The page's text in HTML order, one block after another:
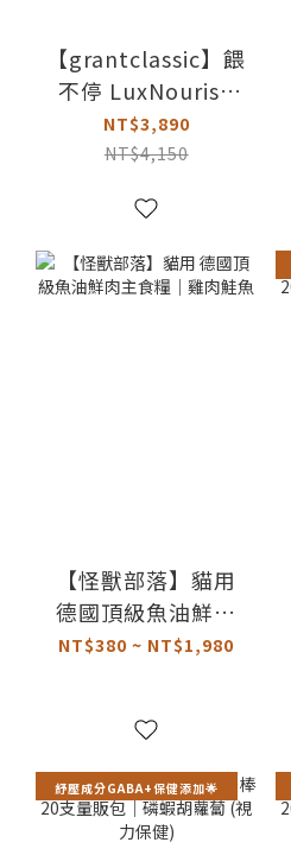
【grantclassic】餵
不停 LuxNourish
貓狗自動餵食器｜AI
智慧雙向互動版
NT$3,890
NT$4,150
【怪獸部落】貓用
德國頂級魚油鮮肉
主食糧｜雞肉鮭魚
NT$380 ~ NT$1,980
紓壓成分GABA+保健添加🌟